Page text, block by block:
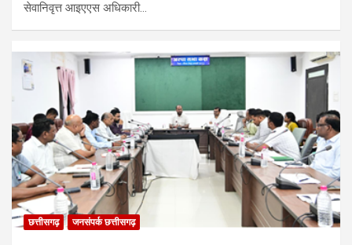
सेवानिवृत्त आइएएस अधिकारी…
छत्तीसगढ़ जनसंपर्क छत्तीसगढ़